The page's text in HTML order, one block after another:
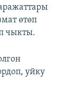
өтөп
чыкты.
уйку